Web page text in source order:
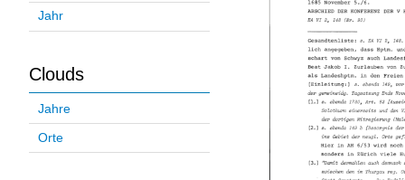
Jahr
Clouds
Jahre
Orte